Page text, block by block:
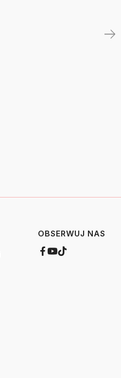
OBSERWUJ NAS